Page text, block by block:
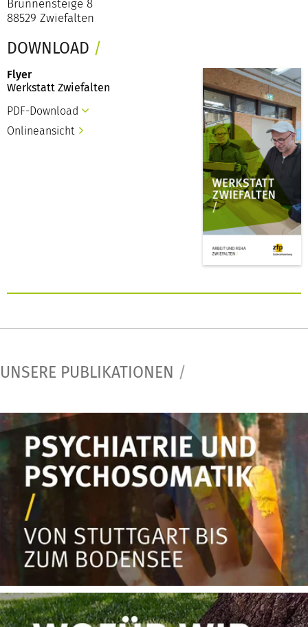
Brunnensteige 8
88529 Zwiefalten
DOWNLOAD /
Flyer
Werkstatt Zwiefalten
PDF-Download
Onlineansicht
UNSERE PUBLIKATIONEN /